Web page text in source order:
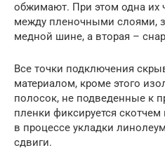
обжимают. При этом одна их
между пленочными слоями,
медной шине, а вторая –
Все точки подключения
материалом, кроме этого
полосок, не подведенные к
пленки фиксируется
в процессе укладки
сдвиги.